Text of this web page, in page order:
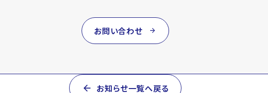
お問い合わせ arrow_forward
arrow_back お知らせ一覧へ戻る